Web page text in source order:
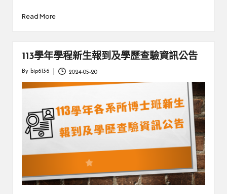
Read More
113學年學程新生報到及學歷查驗資訊公告
Posted
By bip6136 2024-05-20